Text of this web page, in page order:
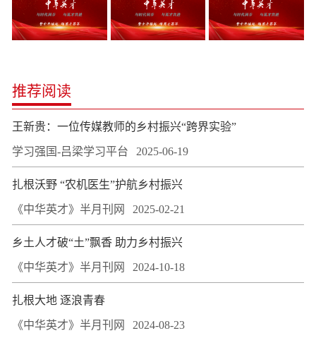
推荐阅读
王新贵：一位传媒教师的乡村振兴“跨界实验”
学习强国-吕梁学习平台 2025-06-19
扎根沃野 “农机医生”护航乡村振兴
《中华英才》半月刊网 2025-02-21
乡土人才破“土”飘香 助力乡村振兴
《中华英才》半月刊网 2024-10-18
扎根大地 逐浪青春
《中华英才》半月刊网 2024-08-23